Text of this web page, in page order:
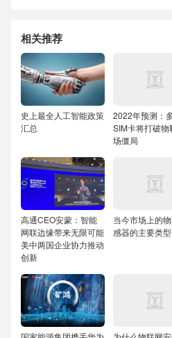
相关推荐
史上最全人工智能政策
汇总
2022年预测：
SIM卡将打破物
场僵局
高通CEO安蒙：智能
网联边缘带来无限可能
美中两国企业协力推动
创新
当今市场上的
感器的主要类型